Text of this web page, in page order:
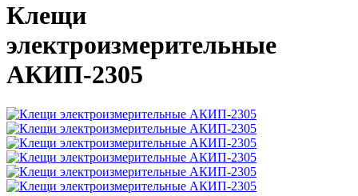
Клещи
электроизмерительные
АКИП-2305